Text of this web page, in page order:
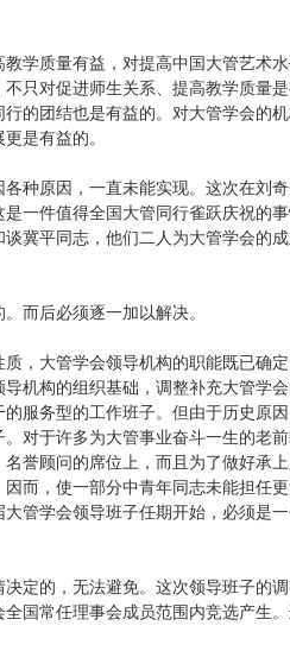
学质量有益，对提高中国大管艺术
只对促进师生关系、提高教学质量
的团结也是有益的。对大管学会的
是有益的。
种原因，一直未能实现。这次在刘
一件值得全国大管同行雀跃庆祝的事
冀平同志，他们二人为大管学会的
而后必须逐一加以解决。
，大管学会领导机构的职能既已确
机构的组织基础，调整补充大管学
服务型的工作班子。但由于历史原
对于许多为大管事业奋斗一生的老
誉顾问的席位上，而且为了做好承
而，使一部分中青年同志未能担任
管学会领导班子任期开始，必须是
定的，无法避免。这次领导班子的
国常任理事会成员范围内竞选产生